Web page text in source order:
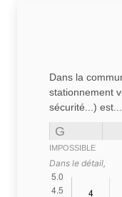
Dans la
stationnement
sécurité...) est...
G
IMPOSSIBLE
Dans le détail,